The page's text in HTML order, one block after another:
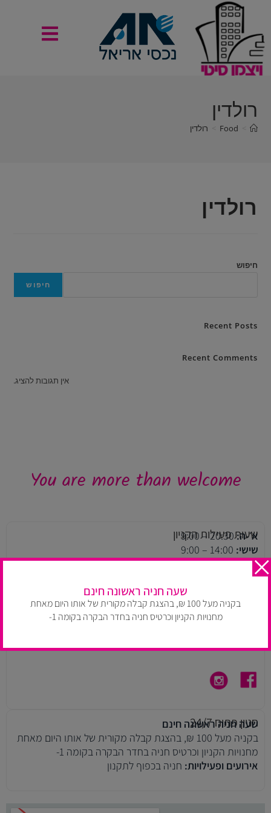
רולדין
Food רולדין
רולדין
חיפוש
חיפוש
Recent Posts
Recent Comments
אין תגובות להציג.
You are more than welcome
שעות פעילות הקניון
א׳-ה:20:30 – 9:00
שישי:
שעות הפעילות עלולות להשתנות בהתאם למדיניות החנות. יש
להתעדכן בעמוד חנויות הקניון.
רחוב ויצמן 14, תל אביב03-609-5257
חניון פתוח 24/7
שעה חניה ראשונה חינם
בקניה מעל 100 ₪, בהצגת קבלה מקורית של אותו היום מאחת
מחנויות הקניון וכרטיס חניה בחדר הבקרה בקומה 1-
אירועים ופעילויות: חניה בכפוף לתקנון
שעה חניה ראשונה חינם
בקניה מעל 100 ₪, בהצגת קבלה מקורית של אותו היום מאחת
מחנויות הקניון וכרטיס חניה בחדר הבקרה בקומה 1-